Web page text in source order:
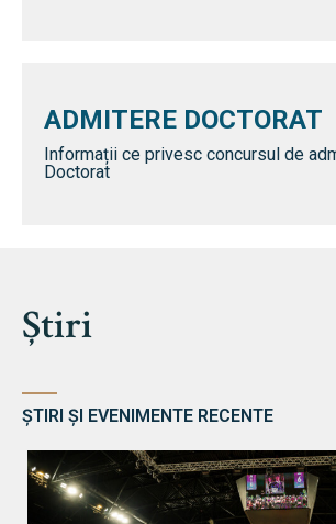
ADMITERE DOCTORAT
Informații ce privesc concursul de
Doctorat
Știri
ȘTIRI ȘI EVENIMENTE RECENTE